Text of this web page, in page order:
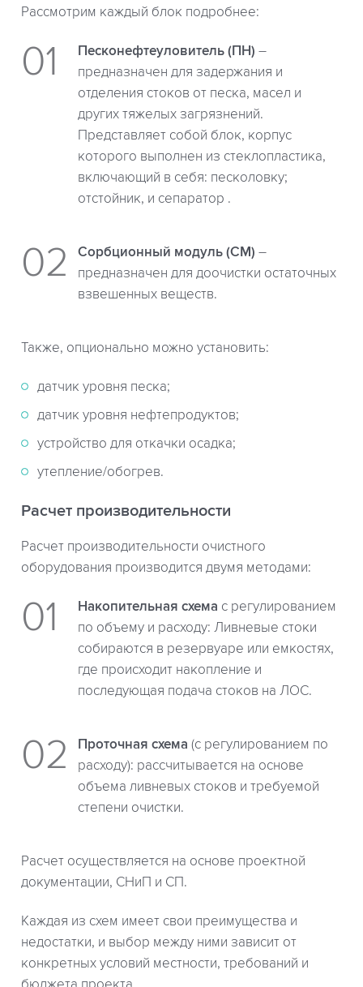
Рассмотрим каждый блок подробнее:
Песконефтеуловитель (ПН) –
предназначен для задержания и
отделения стоков от песка, масел и
других тяжелых загрязнений.
Представляет собой блок, корпус
которого выполнен из стеклопластика,
включающий в себя: песколовку;
отстойник, и сепаратор .
Сорбционный модуль (СМ) –
предназначен для доочистки остаточных
взвешенных веществ.
Также, опционально можно установить:
датчик уровня песка;
датчик уровня нефтепродуктов;
устройство для откачки осадка;
утепление/обогрев.
Расчет производительности
Расчет производительности очистного
оборудования производится двумя методами:
Накопительная схема с регулированием
по объему и расходу: Ливневые стоки
собираются в резервуаре или емкостях,
где происходит накопление и
последующая подача стоков на ЛОС.
Проточная схема (с регулированием по
расходу): рассчитывается на основе
объема ливневых стоков и требуемой
степени очистки.
Расчет осуществляется на основе проектной
документации, СНиП и СП.
Каждая из схем имеет свои преимущества и
недостатки, и выбор между ними зависит от
конкретных условий местности, требований и